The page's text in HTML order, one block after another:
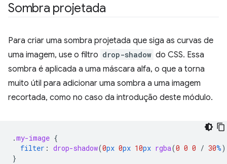
Sombra projetada
Para criar uma sombra projetada que siga as curvas de
uma imagem, use o filtro drop-shadow do CSS. Essa
sombra é aplicada a uma máscara alfa, o que a torna
muito útil para adicionar uma sombra a uma imagem
recortada, como no caso da introdução deste módulo.
.my-image {
filter : drop-shadow(0px 0px 10px rgba(0 0 0 / 30%
}